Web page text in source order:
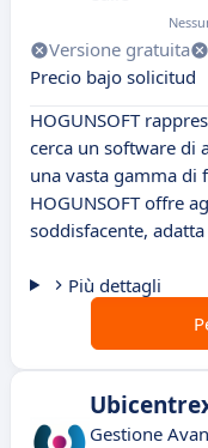
Versione gratuita
Precio bajo solicitud
HOGUNSOFT
cerca un software di
una vasta gamma di
HOGUNSOFT offre
soddisfacente,
Più dettagli
Gestione